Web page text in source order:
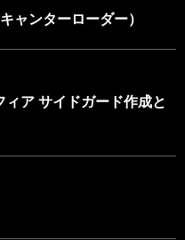
ャンターローダー）
ア サイドガード作成と